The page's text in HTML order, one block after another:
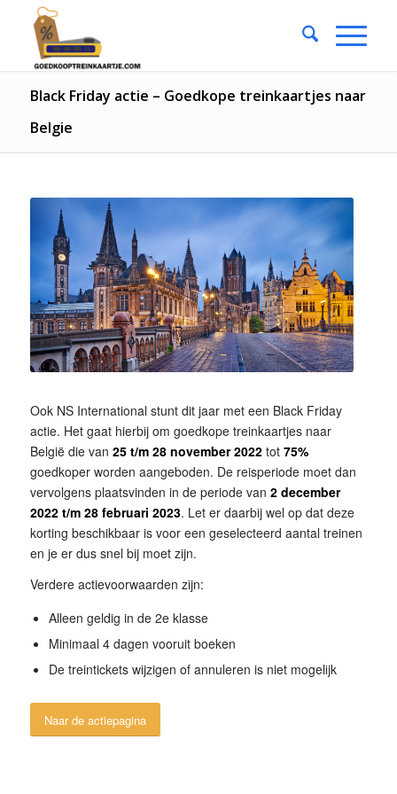
Black Friday actie – Goedkope treinkaartjes naar
Belgie
Ook NS International stunt dit jaar met een Black Friday
actie. Het gaat hierbij om goedkope treinkaartjes naar
België die van 25 t/m 28 november 2022 tot 75%
goedkoper worden aangeboden. De reisperiode moet dan
vervolgens plaatsvinden in de periode van 2 december
2022 t/m 28 februari 2023. Let er daarbij wel op dat deze
korting beschikbaar is voor een geselecteerd aantal treinen
en je er dus snel bij moet zijn.
Verdere actievoorwaarden zijn:
Alleen geldig in de 2e klasse
Minimaal 4 dagen vooruit boeken
De treintickets wijzigen of annuleren is niet mogelijk
Naar de actiepagina